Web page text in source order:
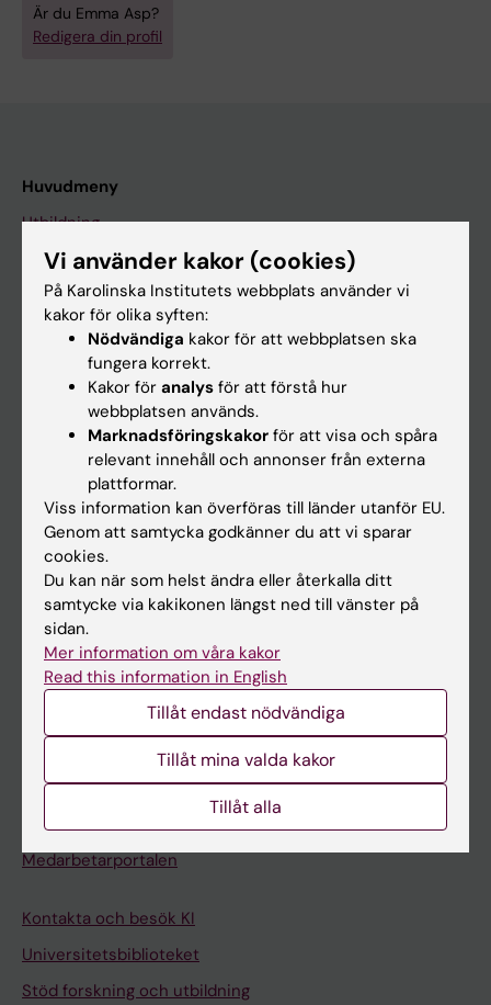
Är du Emma Asp?
Redigera din profil
Huvudmeny
Utbildning
Forskarutbildning
Forskning
Nyheter
Kalender
Student
Ladok
Canvas
Schema
Studentmejlen
Kurs- och programwebbar
Medarbetare
Medarbetarportalen
Kontakta och besök KI
Universitetsbiblioteket
Stöd forskning och utbildning
Vi använder kakor (cookies)
På Karolinska Institutets webbplats använder vi
kakor för olika syften:
Nödvändiga kakor för att webbplatsen ska
fungera korrekt.
Kakor för analys för att förstå hur
webbplatsen används.
Marknadsföringskakor för att visa och spåra
relevant innehåll och annonser från externa
plattformar.
Viss information kan överföras till länder utanför EU.
Genom att samtycka godkänner du att vi sparar
cookies.
Du kan när som helst ändra eller återkalla ditt
samtycke via kakikonen längst ned till vänster på
sidan.
Mer information om våra kakor
Read this information in English
Tillåt endast nödvändiga
Tillåt mina valda kakor
Tillåt alla